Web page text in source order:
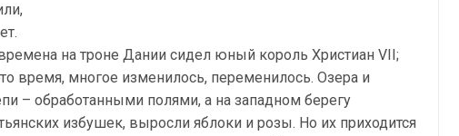
на троне Дании сидел юный король Христиан VII;
время, многое изменилось, переменилось. Озера и
– обработанными полями, а на западном берегу
избушек, выросли яблоки и розы. Но их приходится